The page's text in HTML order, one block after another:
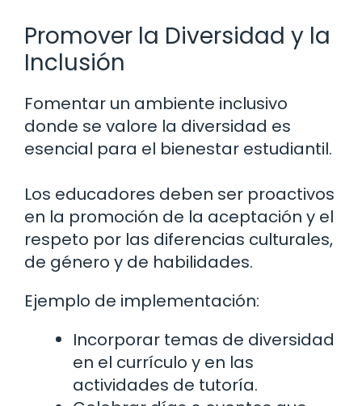
Promover la Diversidad y la
Inclusión
Fomentar un ambiente inclusivo
donde se valore la diversidad es
esencial para el bienestar estudiantil.
Los educadores deben ser proactivos
en la promoción de la aceptación y el
respeto por las diferencias culturales,
de género y de habilidades.
Ejemplo de implementación:
Incorporar temas de diversidad
en el currículo y en las
actividades de tutoría.